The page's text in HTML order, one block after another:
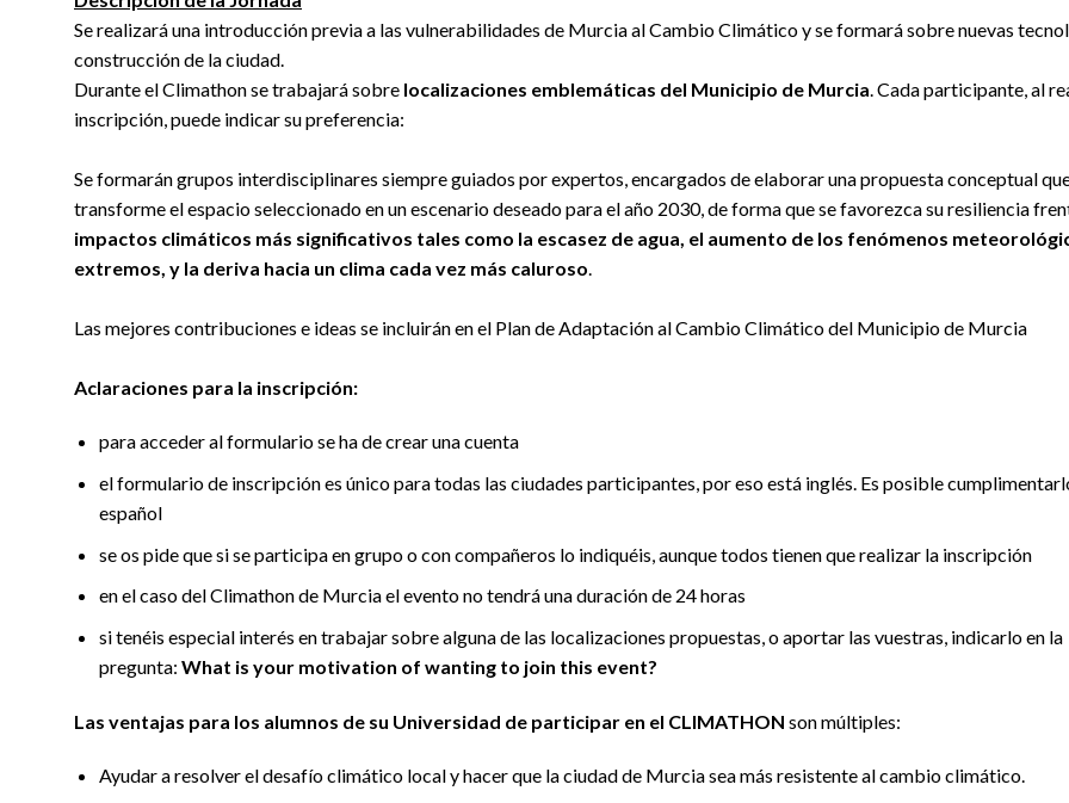
Se realizará una introducción previa a las vulnerabilidades de Murcia al Cambio Climático y se formará sobre nuevas
construcción de la ciudad.
Durante el Climathon se trabajará sobre localizaciones emblemáticas del Municipio de Murcia . Cada participante, al
inscripción, puede indicar su preferencia:
Se formarán grupos interdisciplinares siempre guiados por expertos, encargados de elaborar una propuesta conceptual
transforme el espacio seleccionado en un escenario deseado para el año 2030, de forma que se favorezca su resiliencia
impactos climáticos más significativos tales como la escasez de agua, el aumento de los fenómenos
extremos, y la deriva hacia un clima cada vez más caluroso
Las mejores contribuciones e ideas se incluirán en el Plan de Adaptación al Cambio Climático del Municipio de Murcia
Aclaraciones para la inscripción:
para acceder al formulario se ha de crear una cuenta
el formulario de inscripción es único para todas las ciudades participantes, por eso está inglés. Es posible
español
se os pide que si se participa en grupo o con compañeros lo indiquéis, aunque todos tienen que realizar la inscripción
en el caso del Climathon de Murcia el evento no tendrá una duración de 24 horas
si tenéis especial interés en trabajar sobre alguna de las localizaciones propuestas, o aportar las vuestras, indicarlo en la
pregunta: What is your motivation of wanting to join this event?
Las ventajas para los alumnos de su Universidad de participar en el CLIMATHON son múltiples:
Ayudar a resolver el desafío climático local y hacer que la ciudad de Murcia sea más resistente al cambio climático.